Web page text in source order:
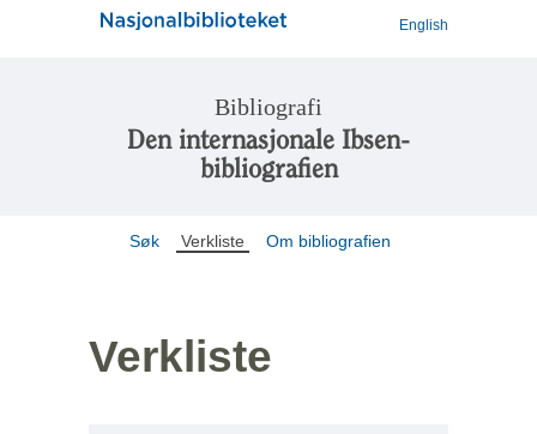
English
Bibliografi
Den internasjonale Ibsen-
bibliografien
Søk Verkliste Om bibliografien
Verkliste